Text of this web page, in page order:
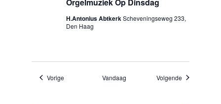
H.Antonius AbtkerkScheveningseweg 233,
Den Haag
Vorige Vandaag VolgendeEvenementen